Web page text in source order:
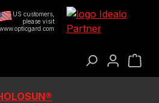
US customers,
please visit